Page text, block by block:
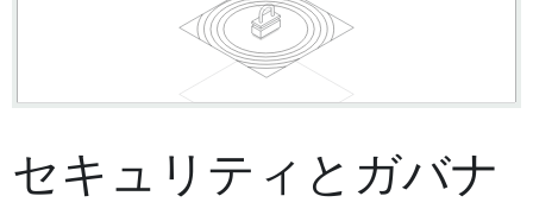
セキュリティとガバナ